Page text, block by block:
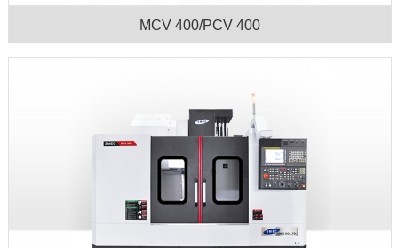
MCV 400/PCV 400